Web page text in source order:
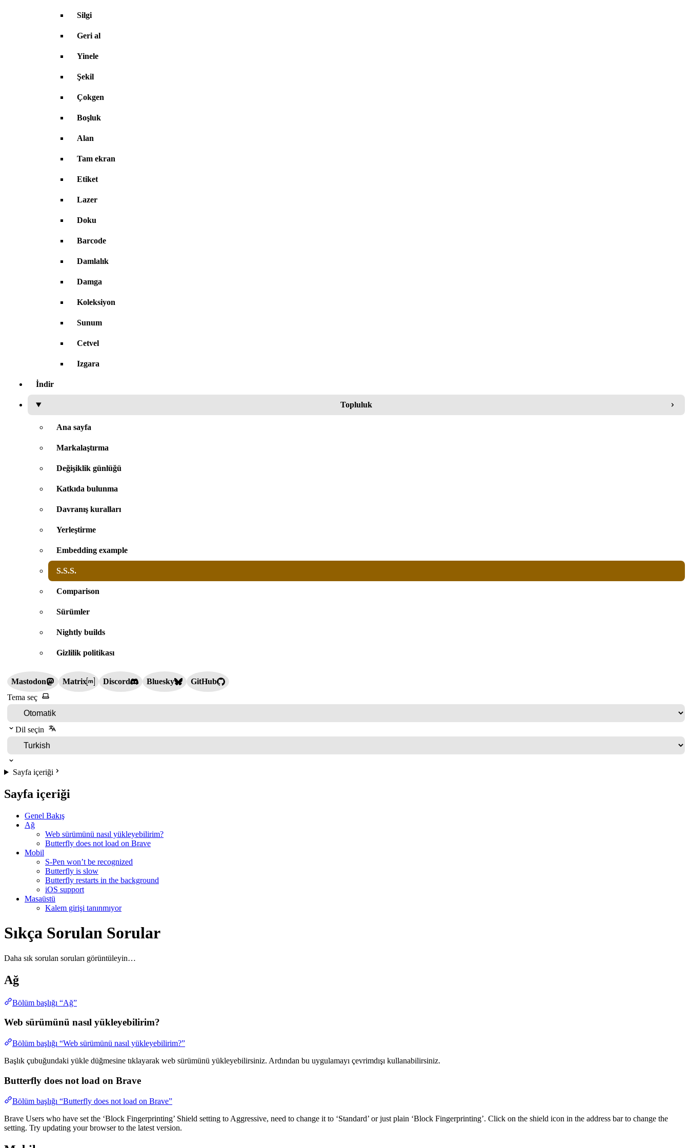
Silgi
Geri al
Yinele
Şekil
Çokgen
Boşluk
Alan
Tam ekran
Etiket
Lazer
Doku
Barcode
Damlalık
Damga
Koleksiyon
Sunum
Cetvel
Izgara
İndir
Topluluk
Ana sayfa
Markalaştırma
Değişiklik günlüğü
Katkıda bulunma
Davranış kuralları
Yerleştirme
Embedding example
S.S.S.
Comparison
Sürümler
Nightly builds
Gizlilik politikası
Mastodon Matrix Discord Bluesky
GitHub
Tema seç
Dil seçin
Sayfa içeriği
Sayfa içeriği
Genel Bakış
Ağ
Web sürümünü nasıl yükleyebilirim?
Butterfly does not load on Brave
Mobil
S-Pen won’t be recognized
Butterfly is slow
Butterfly restarts in the background
iOS support
Masaüstü
Kalem girişi tanınmıyor
Sıkça Sorulan Sorular
Daha sık sorulan soruları görüntüleyin…
Ağ
Bölüm başlığı “Ağ”
Web sürümünü nasıl yükleyebilirim?
Bölüm başlığı “Web sürümünü nasıl yükleyebilirim?”
Başlık çubuğundaki yükle düğmesine tıklayarak web sürümünü yükleyebilirsiniz. Ardından bu uygulamayı çevrimdışı kullanabilirsiniz.
Butterfly does not load on Brave
Bölüm başlığı “Butterfly does not load on Brave”
Brave Users who have set the ‘Block Fingerprinting’ Shield setting to Aggressive, need to change it to ‘Standard’ or just plain ‘Block Fingerprinting’. Click on the shield icon in the address bar to change the
setting. Try updating your browser to the latest version.